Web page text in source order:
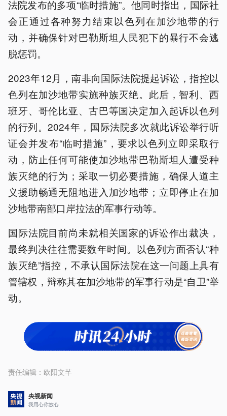
法院发布的多项“临时措施”。他同时指出，国际社
会正通过各种努力结束以色列在加沙地带的行
动，并确保针对巴勒斯坦人民犯下的暴行不会逃
脱惩罚。
2023年12月，南非向国际法院提起诉讼，指控以
色列在加沙地带实施种族灭绝。此后，智利、西
班牙、哥伦比亚、古巴等国决定加入起诉以色列
的行列。2024年，国际法院多次就此诉讼举行听
证会并发布“临时措施”，要求以色列立即采取行
动，防止任何可能使加沙地带巴勒斯坦人遭受种
族灭绝的行为；采取一切必要措施，确保人道主
义援助畅通无阻地进入加沙地带；立即停止在加
沙地带南部口岸拉法的军事行动等。
国际法院目前尚未就相关国家的诉讼作出裁决，
最终判决往往需要数年时间。以色列方面否认“种
族灭绝”指控，不承认国际法院在这一问题上具有
管辖权，辩称其在加沙地带的军事行动是“自卫”举
动。
责任编辑： 欧阳文芊
央视新闻
我用心你放心